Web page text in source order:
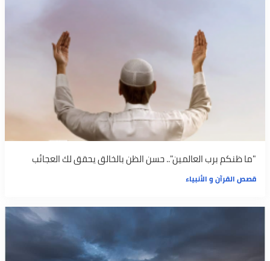
"ما ظنكم برب العالمين".. حسن الظن بالخالق يحقق لك العجائب
قصص القرآن و الأنبياء